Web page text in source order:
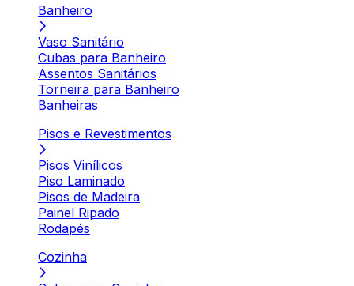
Banheiro
Vaso Sanitário
Cubas para Banheiro
Assentos Sanitários
Torneira para Banheiro
Banheiras
Pisos e Revestimentos
Pisos Vinílicos
Piso Laminado
Pisos de Madeira
Painel Ripado
Rodapés
Cozinha